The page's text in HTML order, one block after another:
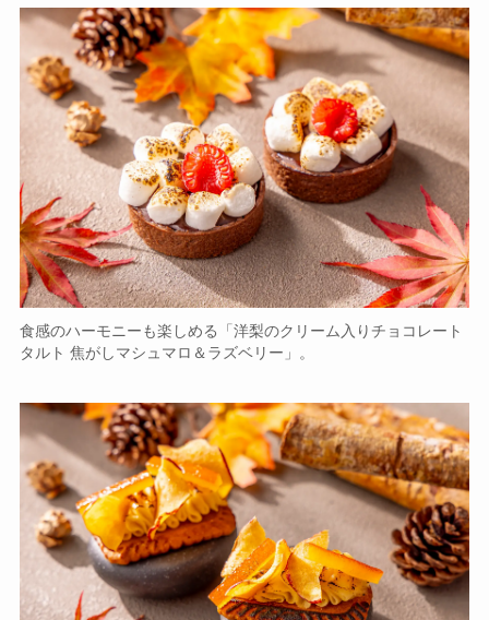
食感のハーモニーも楽しめる「洋梨のクリーム入りチョコレート
タルト 焦がしマシュマロ＆ラズベリー」。